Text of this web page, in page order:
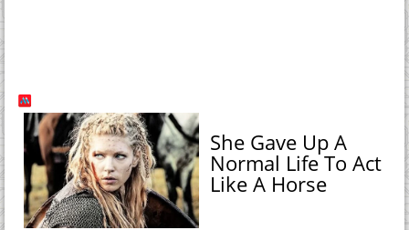
She Gave Up A
Normal Life To Act
Like A Horse